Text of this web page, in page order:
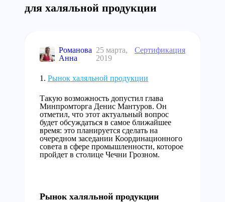
для халяльной продукции
Романова
Анна
25 марта,
2019
Сертификация
Рынок халяльной продукции
Такую возможность допустил глава
Минпромторга Денис Мантуров. Он
отметил, что этот актуальный вопрос
будет обсуждаться в самое ближайшее
время: это планируется сделать на
очередном заседании Координационного
совета в сфере промышленности, которое
пройдет в столице Чечни Грозном.
Рынок халяльной продукции